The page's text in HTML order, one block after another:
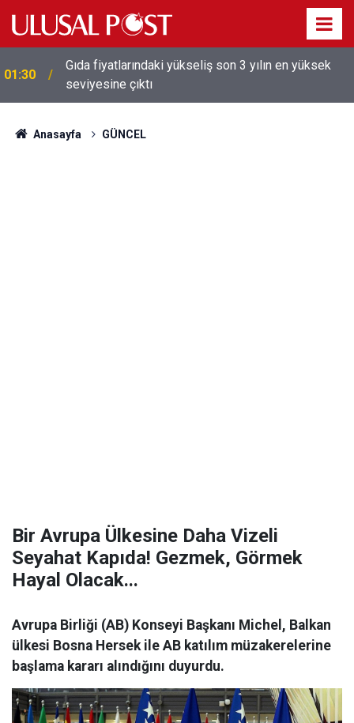
01:30
Gıda fiyatlarındaki yükseliş son 3 yılın en yüksek
seviyesine çıktı
01:26
Galatasaray'dan sekiz kişi hakkında savcılığa suç
duyurusu
Anasayfa GÜNCEL
Bir Avrupa Ülkesine Daha Vizeli
Seyahat Kapıda! Gezmek, Görmek
Hayal Olacak...
Avrupa Birliği (AB) Konseyi Başkanı Michel, Balkan
ülkesi Bosna Hersek ile AB katılım müzakerelerine
başlama kararı alındığını duyurdu.